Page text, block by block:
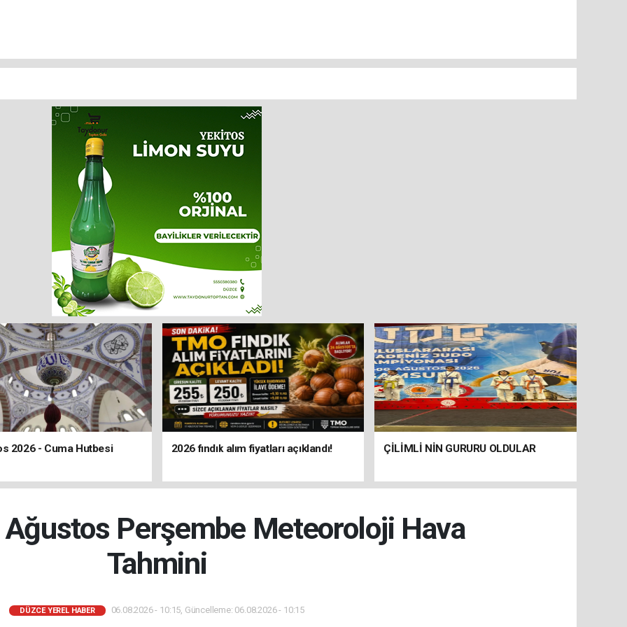
2026 - Cuma Hutbesi 2026 fındık alım fiyatları açıklandı! ÇİLİMLİ NİN GURURU OLDULAR
Perşembe Meteoroloji Hava
Tahmini
DÜZCE YEREL HABER 06.08.2026 - 10:15, Güncelleme: 06.08.2026 - 10:15